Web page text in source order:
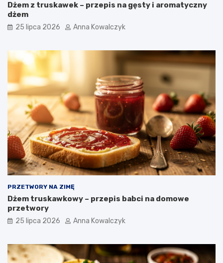
Dżem z truskawek – przepis na gęsty i aromatyczny
dżem
25 lipca 2026 Anna Kowalczyk
PRZETWORY NA ZIMĘ
Dżem truskawkowy – przepis babci na domowe
przetwory
25 lipca 2026 Anna Kowalczyk